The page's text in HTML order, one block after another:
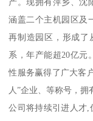
涵盖二个主机园区及
再制造园区，形成
系，年产能超20亿元
性服务赢得了广大客
人”企业、等称号，拥
公司将持续引进人才,